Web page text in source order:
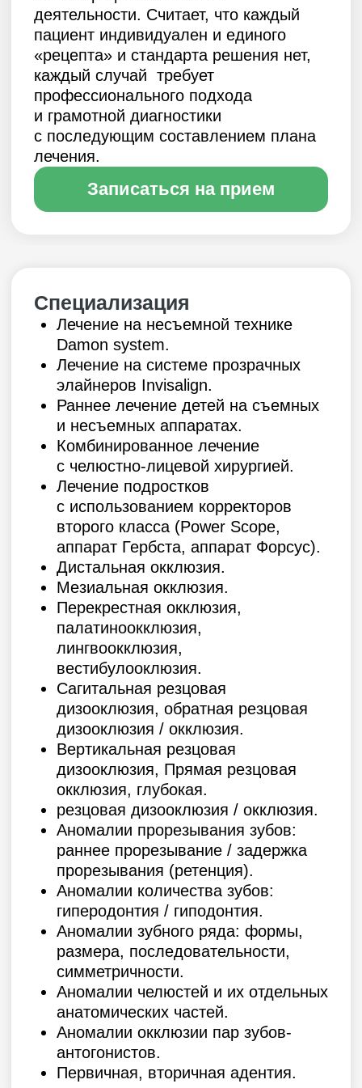
Специализация
Лечение на несъемной технике
Damon system.
Лечение на системе прозрачных
элайнеров Invisalign.
Раннее лечение детей на съемных
и несъемных аппаратах.
Комбинированное лечение
с челюстно-лицевой хирургией.
Лечение подростков
с использованием корректоров
второго класса (Power Scope,
аппарат Гербста, аппарат Форсус).
Дистальная окклюзия.
Мезиальная окклюзия.
дизооклюзия, обратная резцовая
дизооклюзия / окклюзия.
Вертикальная резцовая
дизооклюзия, Прямая резцовая
окклюзия, глубокая.
резцовая дизооклюзия / окклюзия.
Аномалии прорезывания зубов:
раннее прорезывание / задержка
прорезывания (ретенция).
Аномалии количества зубов:
гиперодонтия / гиподонтия.
Аномалии зубного ряда: формы,
размера, последовательности,
симметричности.
Аномалии челюстей и их отдельных
анатомических частей.
Аномалии окклюзии пар зубов-
антогонистов.
Первичная, вторичная адентия.
Информация об образовании
2017
РУДН по специализации врач-
стоматолог.
2019
Московский государственный медико-
стоматологический университет имени
А. И. Евдокимова. Ортодонтия.
Дипломы, сертификаты,
повышение квалификации:
2017
Профессиональное общество
ортодонтов — XVIII съезд ортодонтов.
Школа ортодонтии — первый уровень.
2018